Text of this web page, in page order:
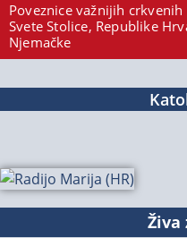
Poveznice važnijih
Svete Stolice, Republike
Njemačke
Živa